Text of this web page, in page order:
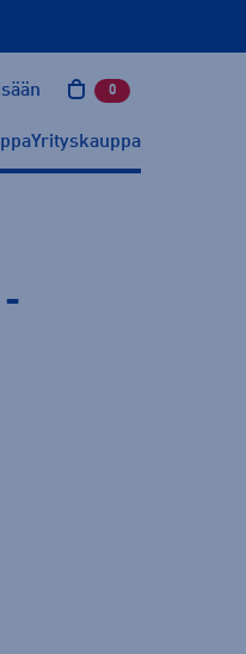
0 tuotetta
Yrityskauppa
-